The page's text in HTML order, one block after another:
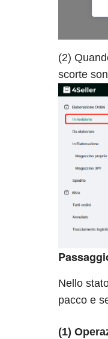
(2)
scorte
Nello
pacco e
(1)